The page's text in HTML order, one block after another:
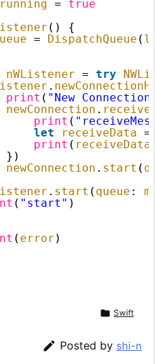
running = true
() {
= DispatchQueue (
nWListener = try
.
print ( "New
newConnection .
print (
let
receiveData
print ( receiveData
})
newConnection . start (
. start ( queue :
( "start" )
( error )
 Swift
 Posted by shi-n